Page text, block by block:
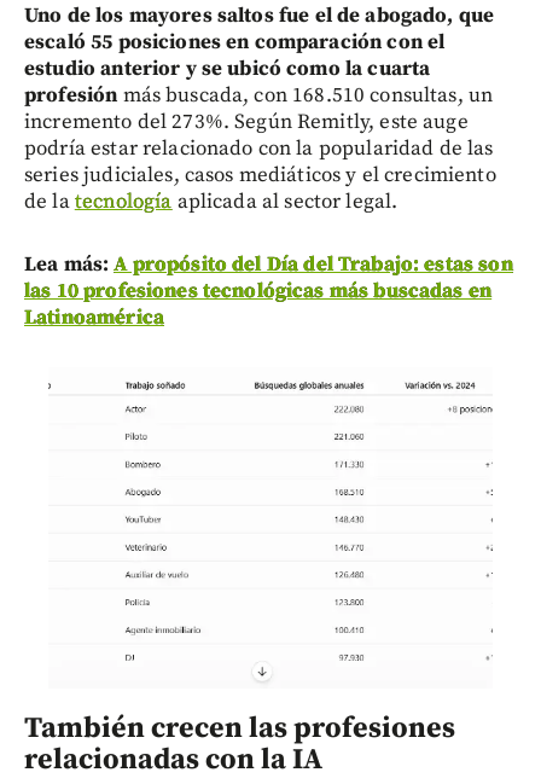
Uno de los mayores saltos fue el de abogado, que
escaló 55 posiciones en comparación con el
estudio anterior y se ubicó como la cuarta
profesión más buscada, con 168.510 consultas, un
incremento del 273%. Según Remitly, este auge
podría estar relacionado con la popularidad de las
series judiciales, casos mediáticos y el crecimiento
de latecnología aplicada al sector legal.
Lea más: A propósito del Día del Trabajo: estas son
las 10 profesiones tecnológicas más buscadas en
Latinoamérica
También crecen las profesiones
relacionadas con la IA